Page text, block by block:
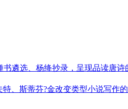
遴选、杨绛抄录，呈现品读唐诗
、斯蒂芬?金改变类型小说写作